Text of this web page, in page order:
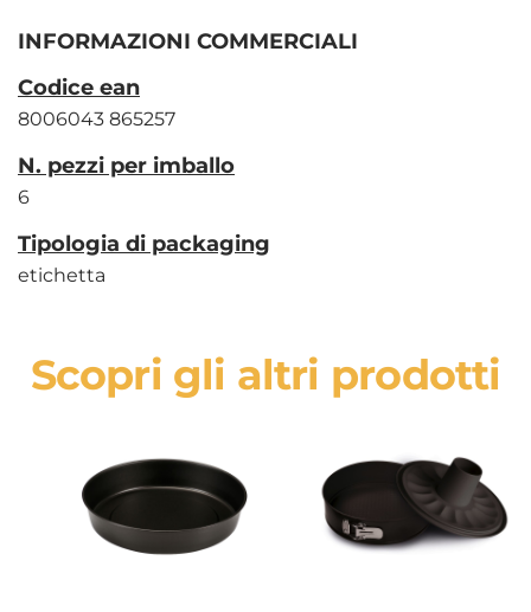
INFORMAZIONI COMMERCIALI
Codice ean
8006043 865257
N. pezzi per imballo
6
Tipologia di packaging
etichetta
Scopri gli altri prodotti